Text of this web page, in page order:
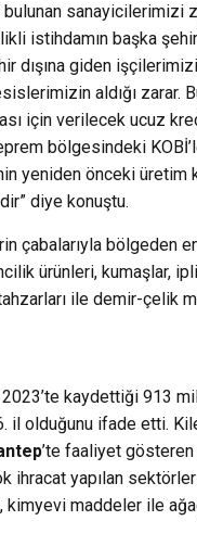
bulunan sanayicilerimizi
istihdamın başka
dışına giden
aldığı zarar.
için verilecek ucuz
bölgesindeki
yeniden önceki
diye konuştu.
çabalarıyla bölgeden
ürünleri, kumaşlar,
ile demir-çelik
2023’te kaydettiği 913
il olduğunu ifade etti.
’te faaliyet
ihracat yapılan
kimyevi maddeler ile